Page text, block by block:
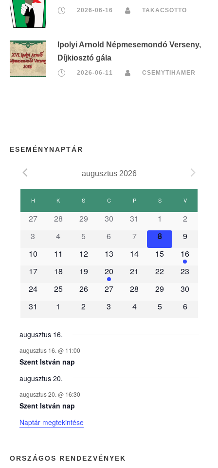
2026-06-16 TAKACSOTTO
Ipolyi Arnold Népmesemondó Verseny,
Díjkiosztó gála
2026-06-11 CSEMYTIHAMER
ESEMÉNYNAPTÁR
augusztus 2026
E
m
é
n
y
e
k
n
a
p
H K S CCSÜTÖRTÖK
PPÉNTEK SSZOMBAT
VVASÁRNAP
27 28 29 30 31 1
2
3
4 5 6 7 8
9
10
11 12 13 14 15
16
17
18 19 20 21 22
23
24
25 26 27 28 29
30
31
1 2 3 4 5 6
augusztus 16.
augusztus 16. @ 11:00
Szent István nap
augusztus 20.
augusztus 20. @ 16:30
Szent István nap
Naptár megtekintése
ORSZÁGOS RENDEZVÉNYEK